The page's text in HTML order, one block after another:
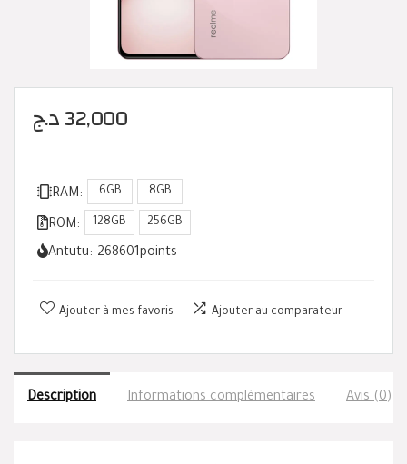
32,000د.ج
RAM: 6GB 8GB
ROM: 128GB 256GB
Antutu: 268601points
Ajouter à mes favoris Ajouter au comparateur
Description Informations complémentaires Avis (0)